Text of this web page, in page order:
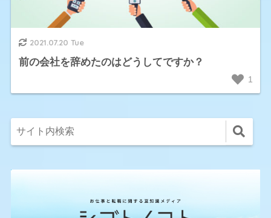
2021.07.20 Tue
前の会社を辞めたのはどうしてですか？
1